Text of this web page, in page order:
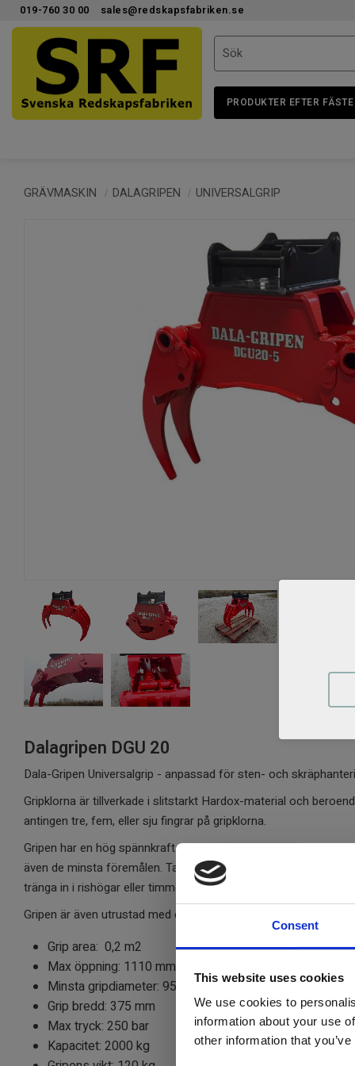
Consent
This website uses cookies
We use cookies to
information about your use
other information that
019-760 30 00 sales@redskapsfabriken.se
PRODUKTER EFTER FÄSTE
GRÄVMASKIN DALAGRIPEN UNIVERSALGRIP
Dalagripen DGU 20
Dala-Gripen Universalgrip - anpassad för sten- och
Gripklorna är tillverkade i slitstarkt Hardox-material och
antingen tre, fem, eller sju fingrar på gripklorna.
Gripen har en hög spännkraft och lämnar en mycket liten
även de minsta föremålen. Tack vara gripklornas utformning
tränga in i rishögar eller timmerskräp.
Gripen är även utrustad med en bukplatta som skyddar
Grip area: 0,2 m2
Max öppning: 1110 mm
Minsta gripdiameter: 95 mm
Grip bredd: 375 mm
Max tryck: 250 bar
Kapacitet: 2000 kg